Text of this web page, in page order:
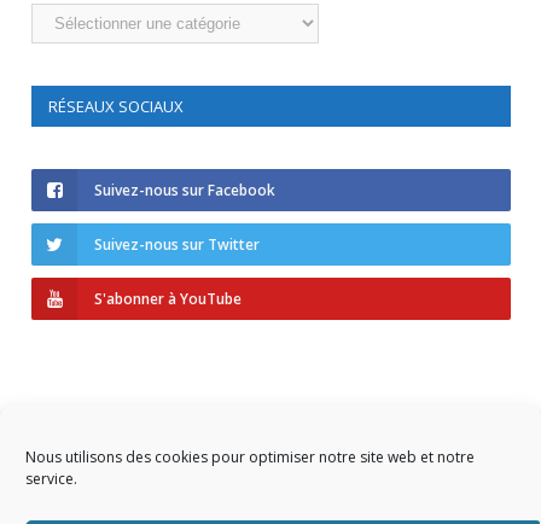
Nous utilisons des cookies pour optimiser notre site web et notre
service.
Catégories
RÉSEAUX SOCIAUX
Suivez-nous sur Facebook
Suivez-nous sur Twitter
S'abonner à YouTube